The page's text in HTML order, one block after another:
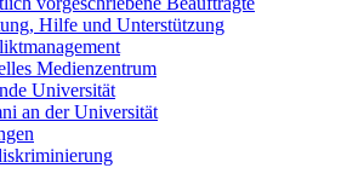
Hilfe und Unterstützung
Medienzentrum
Universität
an der Universität